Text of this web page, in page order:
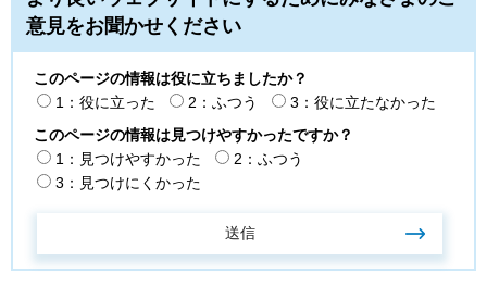
意見をお聞かせください
このページの情報は役に立ちましたか？
1：役に立った
2：ふつう
3：役に立たなかった
このページの情報は見つけやすかったですか？
1：見つけやすかった
2：ふつう
3：見つけにくかった